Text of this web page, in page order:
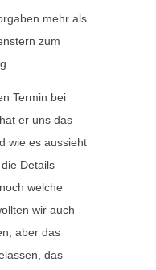
mehr als
zum
Termin bei
er uns das
wie es aussieht
Details
welche
wir auch
aber das
das